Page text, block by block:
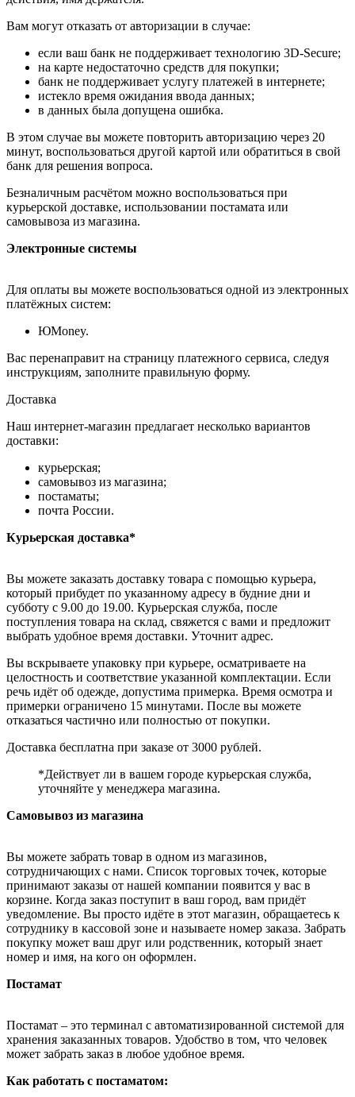
Вам могут отказать от авторизации в случае:
если ваш банк не поддерживает технологию 3D-Secure;
на карте недостаточно средств для покупки;
банк не поддерживает услугу платежей в интернете;
истекло время ожидания ввода данных;
в данных была допущена ошибка.
В этом случае вы можете повторить авторизацию через 20
минут, воспользоваться другой картой или обратиться в свой
банк для решения вопроса.
Безналичным расчётом можно воспользоваться при
курьерской доставке, использовании постамата или
самовывоза из магазина.
Электронные системы
Для оплаты вы можете воспользоваться одной из электронных
платёжных систем:
ЮMoney.
Вас перенаправит на страницу платежного сервиса, следуя
инструкциям, заполните правильную форму.
Доставка
Наш интернет-магазин предлагает несколько вариантов
доставки:
курьерская;
самовывоз из магазина;
постаматы;
почта России.
Курьерская доставка*
Вы можете заказать доставку товара с помощью курьера,
который прибудет по указанному адресу в будние дни и
субботу с 9.00 до 19.00. Курьерская служба, после
поступления товара на склад, свяжется с вами и предложит
выбрать удобное время доставки. Уточнит адрес.
Вы вскрываете упаковку при курьере, осматриваете на
целостность и соответствие указанной комплектации. Если
речь идёт об одежде, допустима примерка. Время осмотра и
примерки ограничено 15 минутами. После вы можете
отказаться частично или полностью от покупки.
Доставка бесплатна при заказе от 3000 рублей.
*Действует ли в вашем городе курьерская служба,
уточняйте у менеджера магазина.
Самовывоз из магазина
Вы можете забрать товар в одном из магазинов,
сотрудничающих с нами. Список торговых точек, которые
принимают заказы от нашей компании появится у вас в
корзине. Когда заказ поступит в ваш город, вам придёт
уведомление. Вы просто идёте в этот магазин, обращаетесь к
сотруднику в кассовой зоне и называете номер заказа. Забрать
покупку может ваш друг или родственник, который знает
номер и имя, на кого он оформлен.
Постамат
Постамат – это терминал с автоматизированной системой для
хранения заказанных товаров. Удобство в том, что человек
может забрать заказ в любое удобное время.
Как работать с постаматом: